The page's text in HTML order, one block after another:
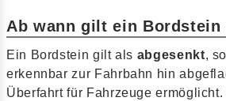
Ab wann gilt ein Bordstein
Ein Bordstein gilt als abgesenkt,
erkennbar zur Fahrbahn hin
Überfahrt für Fahrzeuge